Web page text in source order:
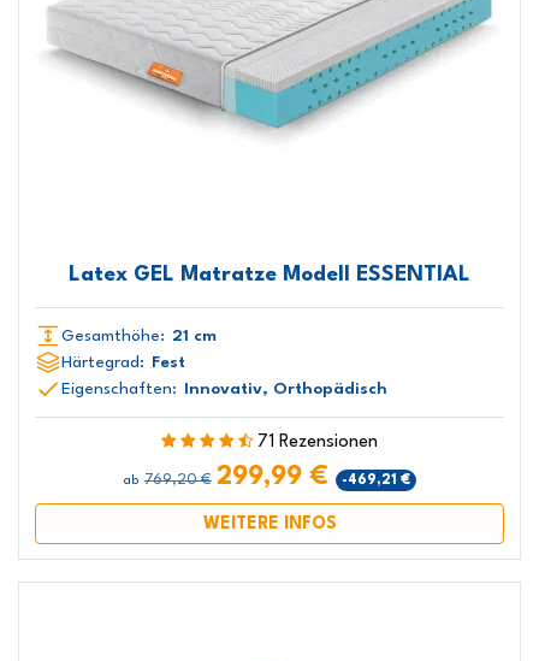
Latex GEL Matratze Modell ESSENTIAL
Gesamthöhe: 21 cm
Härtegrad:
Fest
Eigenschaften:
Innovativ, Orthopädisch
71 Rezensionen
ab 769,20 € 299,99 € -469,21 €
WEITERE INFOS